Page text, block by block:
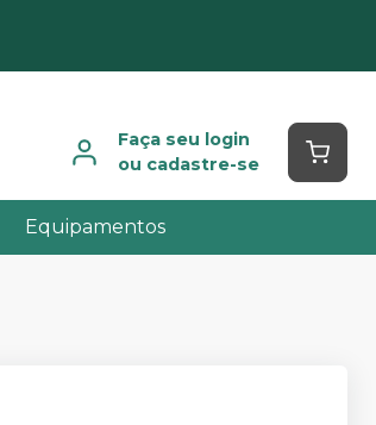
Faça seu login
ou cadastre-se
Equipamentos